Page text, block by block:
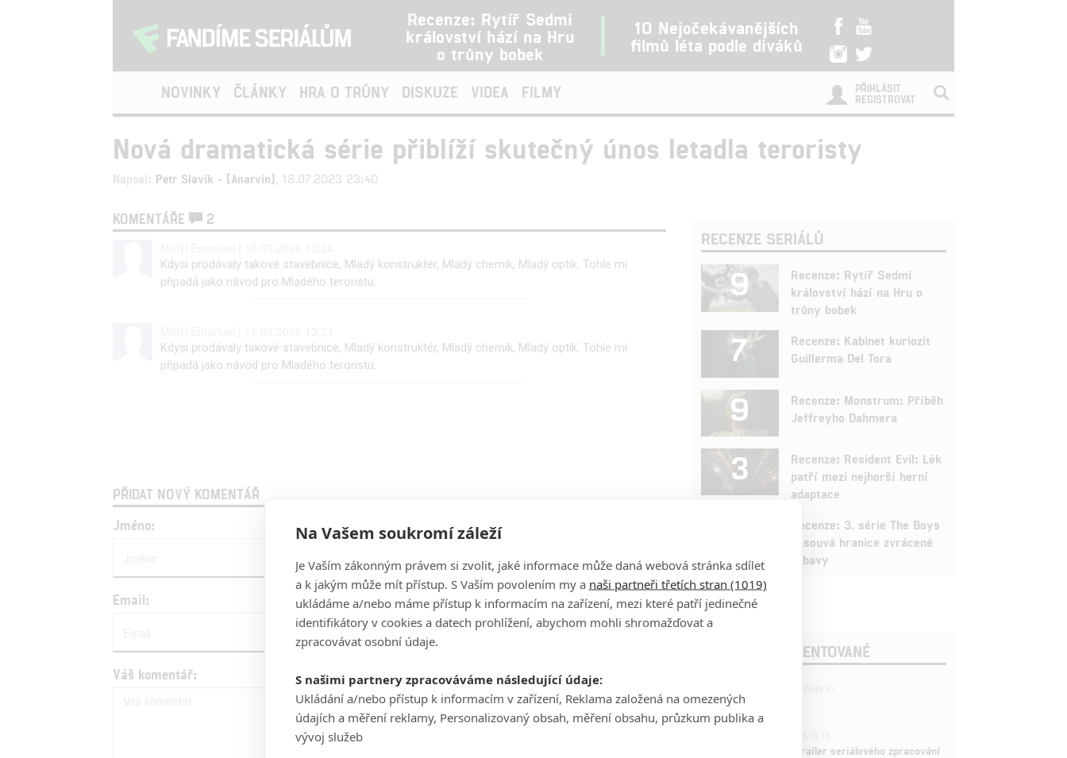
Recenze: Rytíř Sedmi
království hází na Hru
o trůny bobek
10 Nejočekávanějších
filmů léta podle diváků
NOVINKY ČLÁNKY HRA O TRŮNY DISKUZE VIDEA FILMY
PŘIHLÁSIT
REGISTROVAT
Nová dramatická série přiblíží skutečný únos letadla teroristy
Napsal: Petr Slavík - (Anarvin) , 18.07.2023 23:40
KOMENTÁŘE
2
Kdysi prodávaly takové stavebnice, Mladý konstruktér, Mladý chemik, Mladý optik. Tohle mi
připadá jako návod pro Mladého teroristu.
Kdysi prodávaly takové stavebnice, Mladý konstruktér, Mladý chemik, Mladý optik. Tohle mi
připadá jako návod pro Mladého teroristu.
PŘIDAT NOVÝ KOMENTÁŘ
Jméno:
Email:
Váš komentář:
RECENZE SERIÁLŮ
9
Recenze: Rytíř Sedmi
království hází na Hru o
trůny bobek
7
Recenze: Kabinet kuriozit
Guillerma Del Tora
9
Recenze: Monstrum: Příběh
Jeffreyho Dahmera
3
Recenze: Resident Evil: Lék
patří mezi nejhorší herní
adaptace
Recenze: 3. série The Boys
posouvá hranice zvrácené
zábavy
POSLEDNÍ KOMENTOVANÉ
拆彈專家
Harry Potter: První trailer seriálového zpracování
Na Vašem soukromí záleží
Je Vaším zákonným právem si zvolit, jaké informace může daná webová stránka sdílet
a k jakým může mít přístup. S Vaším povolením my a naši partneři třetích stran (1019)
ukládáme a/nebo máme přístup k informacím na zařízení, mezi které patří jedinečné
identifikátory v cookies a datech prohlížení, abychom mohli shromažďovat a
zpracovávat osobní údaje.
S našimi partnery zpracováváme následující údaje:
Ukládání a/nebo přístup k informacím v zařízení, Reklama založená na omezených
údajích a měření reklamy, Personalizovaný obsah, měření obsahu, průzkum publika a
vývoj služeb